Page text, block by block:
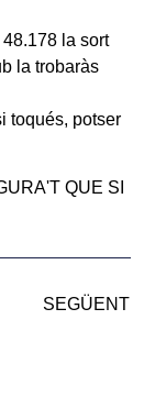
la sort
la trobaràs
toqués, potser
QUE SI
SEGÜENT